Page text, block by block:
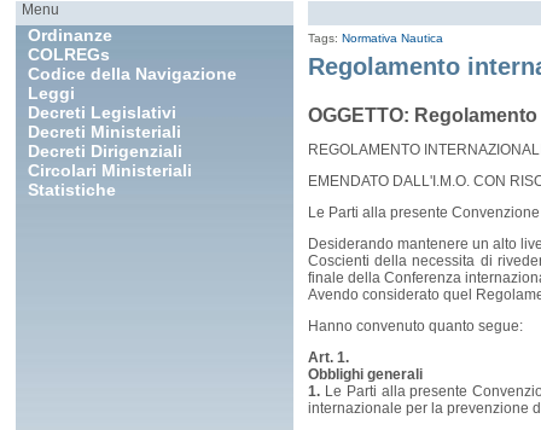
Menu
Ordinanze
COLREGs
Codice della Navigazione
Leggi
Decreti Legislativi
Decreti Ministeriali
Decreti Dirigenziali
Circolari Ministeriali
Statistiche
Tags: Normativa Nautica
Regolamento
OGGETTO:
REGOLAMENTO
EMENDATO DALL'I.M.O. CON
Le Parti alla presente
Desiderando mantenere un alto
Coscienti della necessita di
finale della Conferenza
Avendo considerato quel
Hanno convenuto quanto segue:
Art. 1.
Obblighi generali
1. Le Parti alla presente
internazionale per la prevenzione